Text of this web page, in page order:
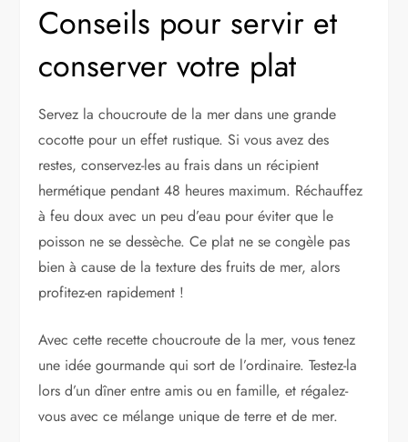
Conseils pour servir et
conserver votre plat
Servez la choucroute de la mer dans une grande
cocotte pour un effet rustique. Si vous avez des
restes, conservez-les au frais dans un récipient
hermétique pendant 48 heures maximum. Réchauffez
à feu doux avec un peu d’eau pour éviter que le
poisson ne se dessèche. Ce plat ne se congèle pas
bien à cause de la texture des fruits de mer, alors
profitez-en rapidement !
Avec cette recette choucroute de la mer, vous tenez
une idée gourmande qui sort de l’ordinaire. Testez-la
lors d’un dîner entre amis ou en famille, et régalez-
vous avec ce mélange unique de terre et de mer.